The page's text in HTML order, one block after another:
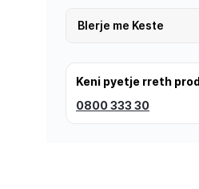
Blerje me Keste
Keni pyetje rreth
0800 333 30